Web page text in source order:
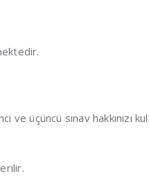
ve üçüncü sınav hakkınızı